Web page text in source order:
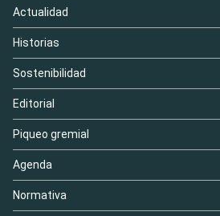
Actualidad
Historias
Sostenibilidad
Editorial
Piqueo gremial
Agenda
Normativa